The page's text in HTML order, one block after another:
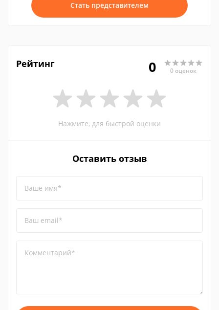
Стать представителем
Рейтинг 0 0 оценок
Нажмите, для быстрой оценки
Оставить отзыв
Ваше имя*
Ваш email*
Комментарий*